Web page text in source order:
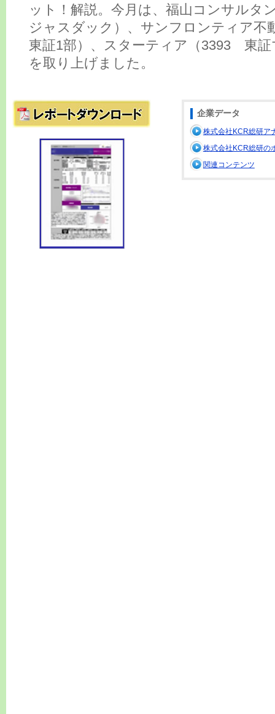
ット！解説。今月は、福山コンサルタ
ジャスダック）、サンフロンティア不
東証1部）、スターティア（3393 東証
を取り上げました。
企業データ
株式会社KCR総研ア
株式会社KCR総研の
関連コンテンツ